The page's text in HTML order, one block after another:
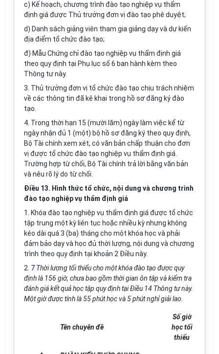
c) Kế hoạch, chương trình đào tạo nghiệp vụ thẩm
định giá được Thủ trưởng đơn vị đào tạo phê duyệt;
d) Danh sách giảng viên tham gia giảng dạy và dự kiến
địa điểm tổ chức đào tạo;
đ) Mẫu Chứng chỉ đào tạo nghiệp vụ thẩm định giá
theo quy định tại Phụ lục số 6 ban hành kèm theo
Thông tư này.
3. Thủ trưởng đơn vị tổ chức đào tạo chịu trách nhiệm
về các thông tin đã kê khai trong hồ sơ đăng ký đào
tạo.
4. Trong thời hạn 15 (mười lăm) ngày làm việc kể từ
ngày nhận đủ 1 (một) bộ hồ sơ đăng ký theo quy định,
Bộ Tài chính xem xét, có văn bản chấp thuận cho đơn
vị được tổ chức đào tạo nghiệp vụ thẩm định giá.
Trường hợp từ chối, Bộ Tài chính trả lời bằng văn bản
và nêu rõ lý do từ chối.
Điều 13. Hình thức tổ chức, nội dung và chương trình
đào tạo nghiệp vụ thẩm định giá
1. Khóa đào tạo nghiệp vụ thẩm định giá được tổ chức
tập trung một kỳ liên tục hoặc nhiều kỳ nhưng không
kéo dài quá 3 (ba) tháng cho một khóa học và phải
đảm bảo dạy và học đủ thời lượng, nội dung và chương
trình theo quy định tại khoản 2 Điều này.
2. 7 Thời lượng tối thiểu cho một khóa đào tạo được quy
định là 156 giờ, chưa bao gồm thời gian ôn tập và kiểm tra
đánh giá kết quả học tập quy định tại Điều 14 Thông tư này.
Một giờ được tính là 55 phút học và 5 phút nghỉ giải lao.
Tên chuyên đề
Sốgiờ
học tối
thiểu